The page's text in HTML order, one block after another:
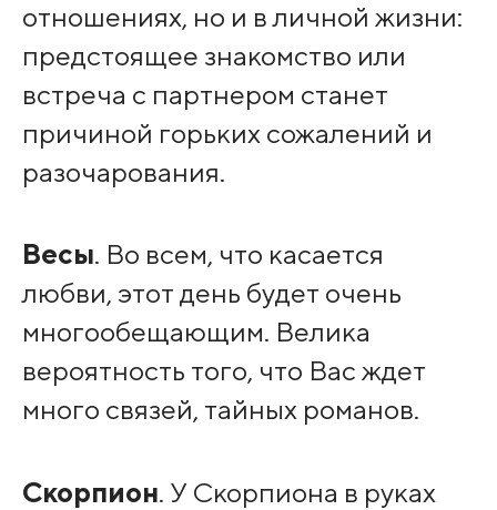
отношениях, но и в личной жизни:
предстоящее знакомство или
встреча с партнером станет
причиной горьких сожалений и
разочарования.
Весы. Во всем, что касается
любви, этот день будет очень
многообещающим. Велика
вероятность того, что Вас ждет
много связей, тайных романов.
Скорпион. У Скорпиона в руках